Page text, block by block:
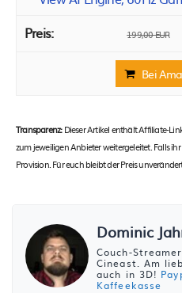
199,00 EUR
Bei
Transparenz:Dieser Artikel enthält Affiliate-
zum jeweiligen Anbieter weitergeleitet. Falls
Provision. Für euch bleibt der Preis
Dominic
Couch-
Cineast. Am
auch in 3D!
Kaffeekasse